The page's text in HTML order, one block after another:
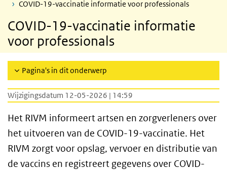
COVID-19-vaccinatie informatie voor professionals
COVID-19-vaccinatie informatie
voor professionals
Pagina's in dit onderwerp
Wijzigingsdatum 12-05-2026 | 14:59
Het RIVM informeert artsen en zorgverleners over
het uitvoeren van de COVID-19-vaccinatie. Het
RIVM zorgt voor opslag, vervoer en distributie van
de vaccins en registreert gegevens over COVID-